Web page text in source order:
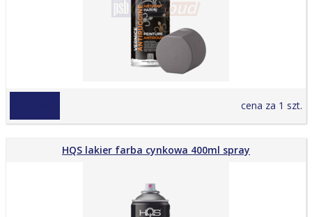
cena za 1 szt.
HQS lakier farba cynkowa 400ml spray